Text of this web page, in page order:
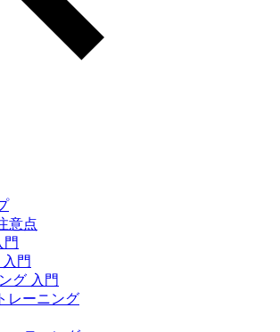
意点
門
門
グ 入門
レーニング